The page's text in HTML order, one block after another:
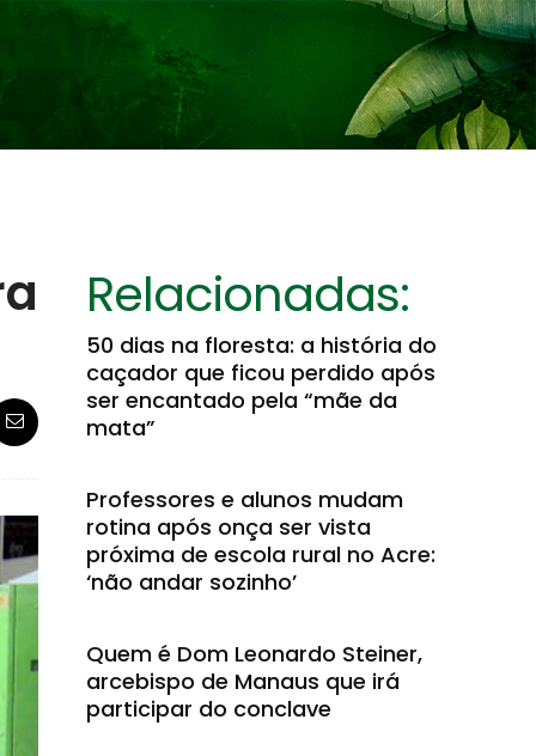
Relacionadas:
50 dias na floresta: a história do
caçador que ficou perdido após
ser encantado pela “mãe da
mata”
Professores e alunos mudam
rotina após onça ser vista
próxima de escola rural no Acre:
‘não andar sozinho’
Quem é Dom Leonardo Steiner,
arcebispo de Manaus que irá
participar do conclave